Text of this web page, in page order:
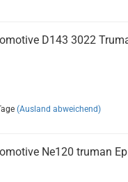
D143 3022
(Ausland abweichend)
Ne120 truman